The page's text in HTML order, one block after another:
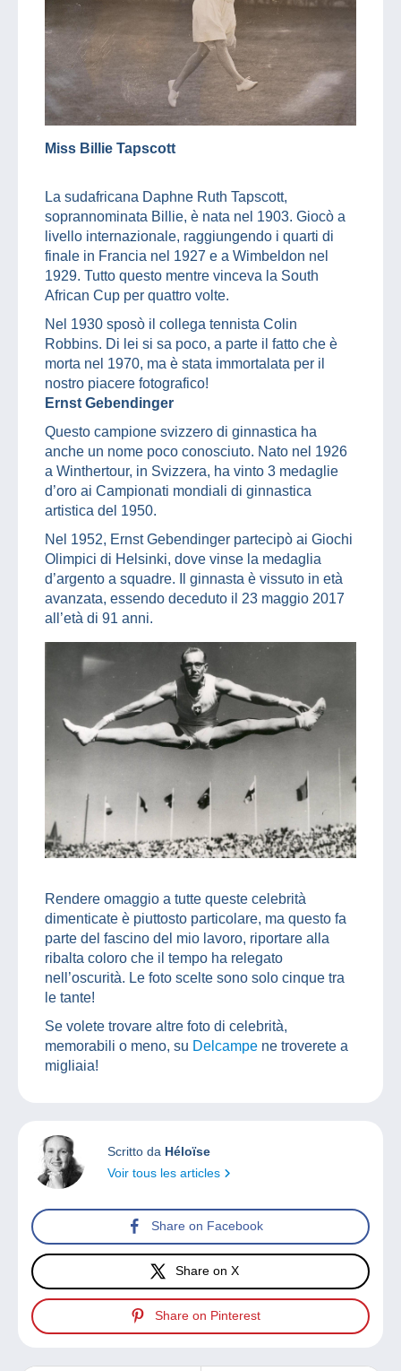
Miss Billie Tapscott
La sudafricana Daphne Ruth Tapscott,
soprannominata Billie, è nata nel 1903. Giocò a
livello internazionale, raggiungendo i quarti di
finale in Francia nel 1927 e a Wimbeldon nel
1929. Tutto questo mentre vinceva la South
African Cup per quattro volte.
Nel 1930 sposò il collega tennista Colin
Robbins. Di lei si sa poco, a parte il fatto che è
morta nel 1970, ma è stata immortalata per il
nostro piacere fotografico!
Ernst Gebendinger
Questo campione svizzero di ginnastica ha
anche un nome poco conosciuto. Nato nel 1926
a Winthertour, in Svizzera, ha vinto 3 medaglie
d’oro ai Campionati mondiali di ginnastica
artistica del 1950.
Nel 1952, Ernst Gebendinger partecipò ai Giochi
Olimpici di Helsinki, dove vinse la medaglia
d’argento a squadre. Il ginnasta è vissuto in età
avanzata, essendo deceduto il 23 maggio 2017
all’età di 91 anni.
Rendere omaggio a tutte queste celebrità
dimenticate è piuttosto particolare, ma questo fa
parte del fascino del mio lavoro, riportare alla
ribalta coloro che il tempo ha relegato
nell’oscurità. Le foto scelte sono solo cinque tra
le tante!
Se volete trovare altre foto di celebrità,
memorabili o meno, su Delcampe ne troverete a
migliaia!
Scritto da Héloïse
Voir tous les articles
Share on Facebook
Share on X
Share on Pinterest